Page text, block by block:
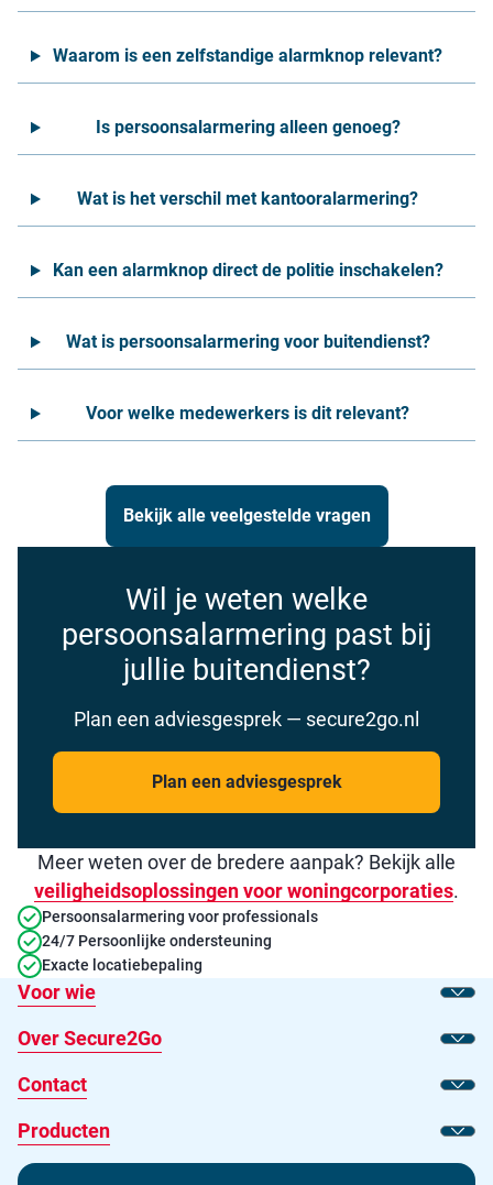
Waarom is een zelfstandige alarmknop relevant?
Is persoonsalarmering alleen genoeg?
Wat is het verschil met kantooralarmering?
Kan een alarmknop direct de politie inschakelen?
Wat is persoonsalarmering voor buitendienst?
Voor welke medewerkers is dit relevant?
Bekijk alle veelgestelde vragen
Wil je weten welke
persoonsalarmering past bij
jullie buitendienst?
Plan een adviesgesprek — secure2go.nl
Plan een adviesgesprek
Meer weten over de bredere aanpak? Bekijk alle
veiligheidsoplossingen voor woningcorporaties.
Persoonsalarmering voor professionals
24/7 Persoonlijke ondersteuning
Exacte locatiebepaling
Voor wie
Toon
Over Secure2Go
Toon
Contact
Toon
Producten
Toon